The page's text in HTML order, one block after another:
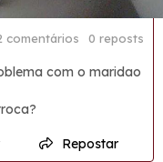
comentários 0 reposts
com o maridao
Repostar